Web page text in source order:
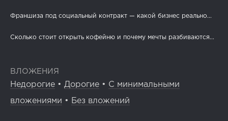
Франшиза под социальный контракт — какой бизнес реально...
Сколько стоит открыть кофейню и почему мечты разбиваются...
ВЛОЖЕНИЯ
Недорогие • Дорогие • С минимальными
вложениями • Без вложений